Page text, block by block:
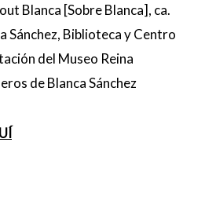
Blanca [Sobre Blanca], ca.
Sánchez, Biblioteca y Centro
del Museo Reina
de Blanca Sánchez